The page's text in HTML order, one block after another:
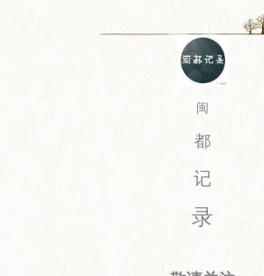
闽
都
记
录